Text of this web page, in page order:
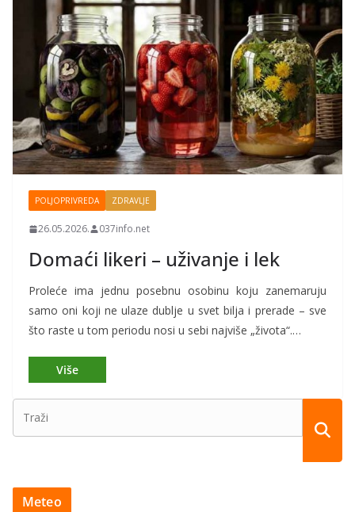
POLJOPRIVREDA ZDRAVLJE
26.05.2026. 037info.net
Domaći likeri – uživanje i lek
Proleće ima jednu posebnu osobinu koju zanemaruju
samo oni koji ne ulaze dublje u svet bilja i prerade – sve
što raste u tom periodu nosi u sebi najviše „života“.…
Meteo